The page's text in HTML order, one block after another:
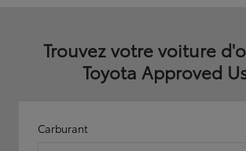
Trouvez votre voiture
Toyota Approved
Carburant